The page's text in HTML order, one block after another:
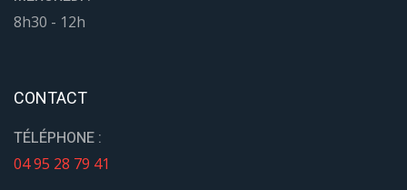
8h30 - 12h
CONTACT
TÉLÉPHONE :
04 95 28 79 41